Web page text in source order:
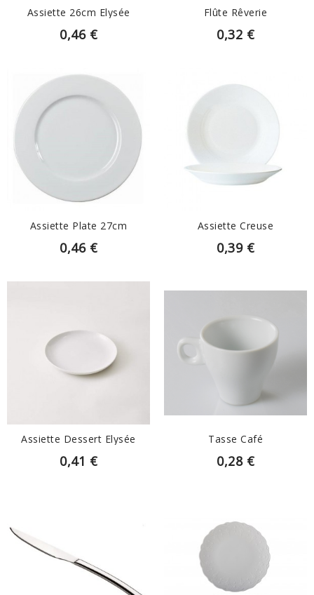
Assiette 26cm Elysée
0,46 €
Flûte Rêverie
0,32 €
EN SAVOIR PLUS
Assiette Plate 27cm
0,46 €
Assiette Creuse
0,39 €
EN SAVOIR PLUS
Assiette Dessert Elysée
0,41 €
Tasse Café
0,28 €
EN SAVOIR PLUS EN SAVOIR PLUS